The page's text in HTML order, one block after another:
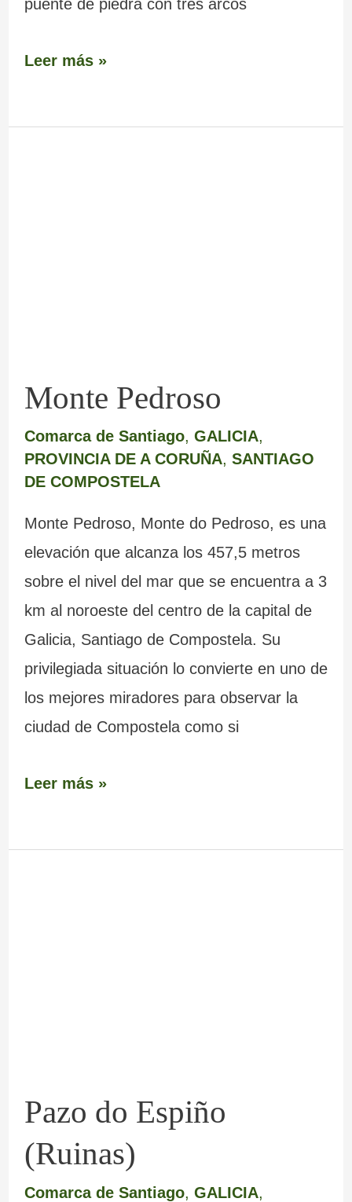
puente de piedra con tres arcos
Leer más »
Monte Pedroso
Comarca de Santiago, GALICIA,
PROVINCIA DE A CORUÑA, SANTIAGO
DE COMPOSTELA
Monte Pedroso, Monte do Pedroso, es una
elevación que alcanza los 457,5 metros
sobre el nivel del mar que se encuentra a 3
km al noroeste del centro de la capital de
Galicia, Santiago de Compostela. Su
privilegiada situación lo convierte en uno de
los mejores miradores para observar la
ciudad de Compostela como si
Leer más »
Pazo do Espiño
(Ruinas)
Comarca de Santiago, GALICIA,